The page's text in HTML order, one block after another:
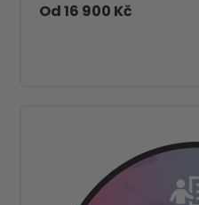
Od 16 900 Kč